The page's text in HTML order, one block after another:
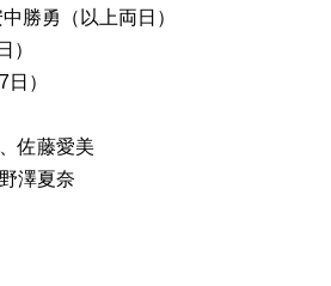
勝勇（以上両日）
）
）
佐藤愛美
澤夏奈